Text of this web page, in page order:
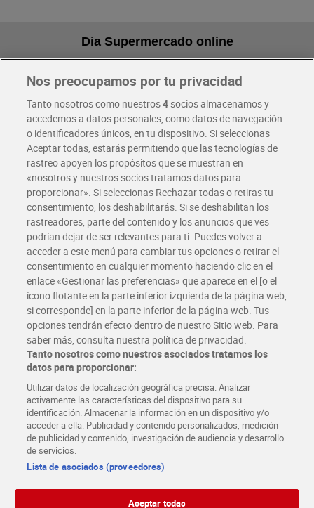
Dia Supermercado online
Pide hoy, recibe hoy
Envío gratis por compras superiores a 100€
Envío estandar por 4,99€
Glovo y Uber Eats
Solicita tu factura de Glovo o Uber Eats
Únete al CLUB Dia
Disfruta las ventajas y ofertas exclusivas.
Descárgate la APP Dia
Folletos y Tiendas
Descubre las mejores ofertas y busca tu tienda más cercana
Tarjeta MaX Dia
Te devuelve hasta 8€/mes de tus compras.
¡Solicita tu tarjeta de crédito aquí!
COMER MEJOR CADA DIA
COLABORA CON DIA ABRE TU TIENDA DIA CORPORATE
Nos preocupamos por tu privacidad
Tanto nosotros como nuestros4socios almacenamos y
accedemos a datos personales, como datos de navegación
o identificadores únicos, en tu dispositivo. Si seleccionas
Aceptar todas, estarás permitiendo que las tecnologías de
rastreo apoyen los propósitos que se muestran en
«nosotros y nuestros socios tratamos datos para
proporcionar». Si seleccionas Rechazar todas o retiras tu
consentimiento, los deshabilitarás. Si se deshabilitan los
rastreadores, parte del contenido y los anuncios que ves
podrían dejar de ser relevantes para ti. Puedes volver a
acceder a este menú para cambiar tus opciones o retirar el
consentimiento en cualquier momento haciendo clic en el
enlace «Gestionar las preferencias» que aparece en el [o el
ícono flotante en la parte inferior izquierda de la página web,
si corresponde] en la parte inferior de la página web. Tus
opciones tendrán efecto dentro de nuestro Sitio web. Para
saber más, consulta nuestra política de privacidad.
Tanto nosotros como nuestros asociados tratamos los
datos para proporcionar:
Utilizar datos de localización geográfica precisa. Analizar
activamente las características del dispositivo para su
identificación. Almacenar la información en un dispositivo y/o
acceder a ella. Publicidad y contenido personalizados, medición
de publicidad y contenido, investigación de audiencia y desarrollo
de servicios.
Lista de asociados (proveedores)
Aceptar todas